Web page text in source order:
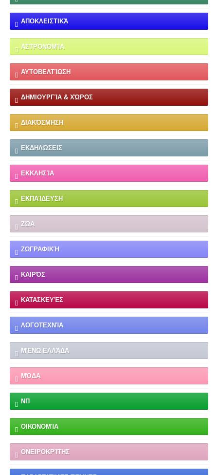
ΑΠΟΚΛΕΙΣΤΙΚΆ
ΑΣΤΡΟΝΟΜΊΑ
ΑΥΤΟΒΕΛΤΊΩΣΗ
ΔΗΜΙΟΥΡΓΊΑ & ΧΏΡΟΣ
ΔΙΑΚΌΣΜΗΣΗ
ΕΚΔΗΛΏΣΕΙΣ
ΕΚΚΛΗΣΊΑ
ΕΚΠΑΊΔΕΥΣΗ
ΖΏΑ
ΖΩΓΡΑΦΙΚΉ
ΚΑΙΡΌΣ
ΚΑΤΑΣΚΕΥΈΣ
ΛΟΓΟΤΕΧΝΊΑ
ΜΈΝΩ ΕΛΛΆΔΑ
ΜΌΔΑ
ΝΠ
ΟΙΚΟΝΟΜΊΑ
ΟΝΕΙΡΟΚΡΊΤΗΣ